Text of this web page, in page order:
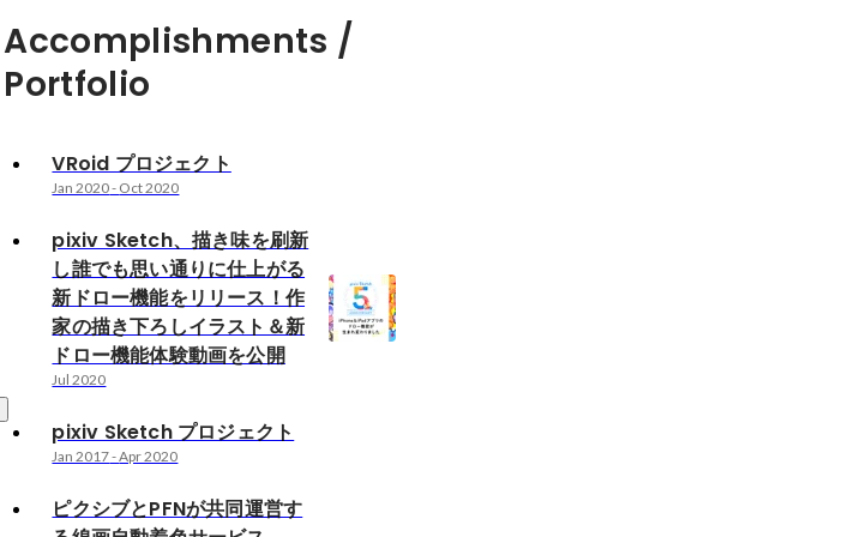
Accomplishments /
Portfolio
VRoid プロジェクト
Jan 2020- Oct 2020
pixiv Sketch、描き味を刷新
し誰でも思い通りに仕上がる
新ドロー機能をリリース！作
家の描き下ろしイラスト＆新
ドロー機能体験動画を公開
Jul 2020
pixiv Sketch プロジェクト
Jan 2017-Apr 2020
ピクシブとPFNが共同運営す